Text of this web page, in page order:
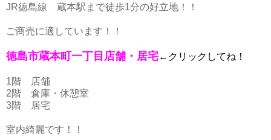
JR徳島線 蔵本駅まで徒歩1分の好立地！！
ご商売に適しています！！
徳島市蔵本町一丁目店舗・居宅←クリックしてね！
1階 店舗
2階 倉庫・休憩室
3階 居宅
室内綺麗です！！